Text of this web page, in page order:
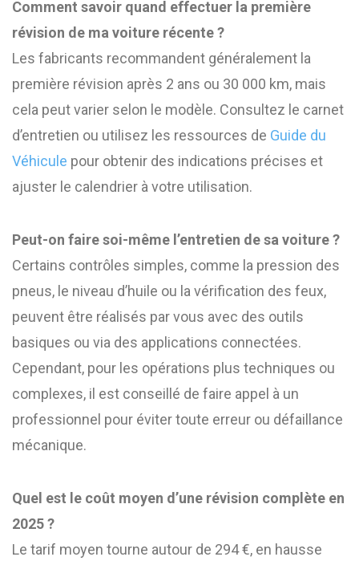
Comment savoir quand effectuer la première
révision de ma voiture récente ?
Les fabricants recommandent généralement la
première révision après 2 ans ou 30 000 km, mais
cela peut varier selon le modèle. Consultez le carnet
d’entretien ou utilisez les ressources de Guide du
Véhicule pour obtenir des indications précises et
ajuster le calendrier à votre utilisation.
Peut-on faire soi-même l’entretien de sa voiture ?
Certains contrôles simples, comme la pression des
pneus, le niveau d’huile ou la vérification des feux,
peuvent être réalisés par vous avec des outils
basiques ou via des applications connectées.
Cependant, pour les opérations plus techniques ou
complexes, il est conseillé de faire appel à un
professionnel pour éviter toute erreur ou défaillance
mécanique.
Quel est le coût moyen d’une révision complète en
2025 ?
Le tarif moyen tourne autour de 294 €, en hausse